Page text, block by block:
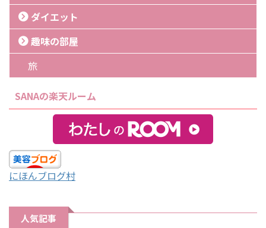
ダイエット
趣味の部屋
旅
SANAの楽天ルーム
にほんブログ村
人気記事